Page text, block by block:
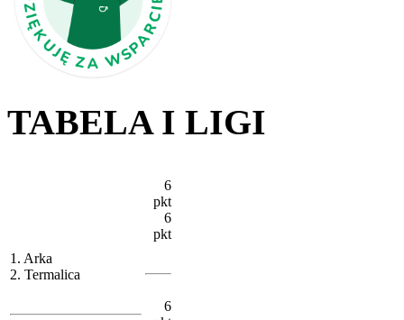
TABELA I LIGI
1. Arka
2. Termalica
6
pkt
6
pkt
6